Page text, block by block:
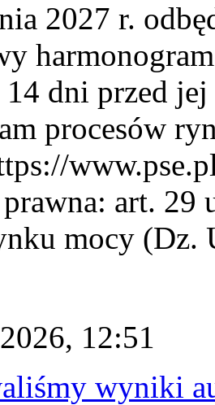
2027 r.
dni przed
procesów
art. 29
mocy (Dz.
12:51
wyniki